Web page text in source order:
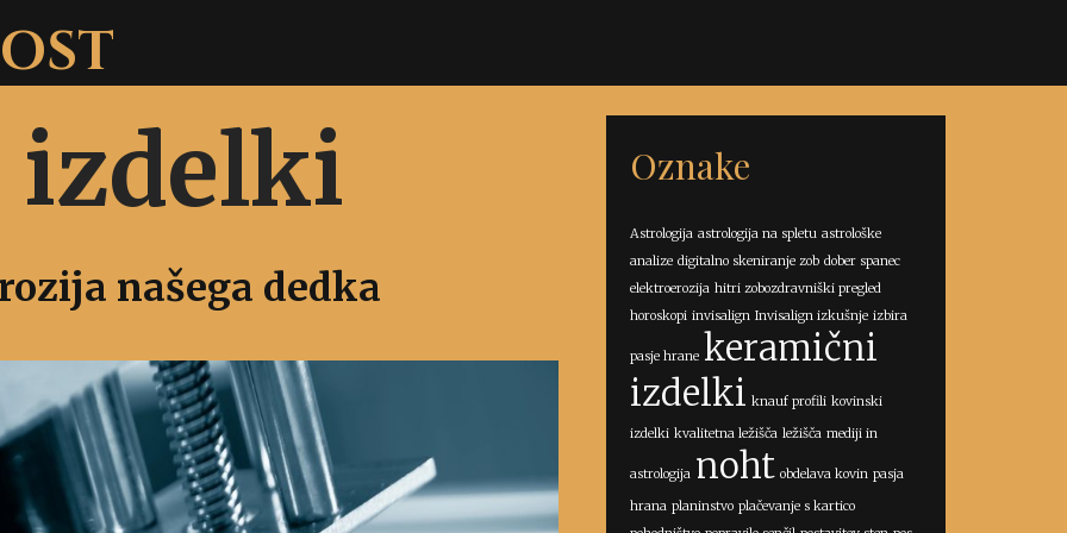
našega dedka
Oznake
Astrologija astrologija na spletu astrološke
analize digitalno skeniranje zob dober spanec
elektroerozija hitri zobozdravniški pregled
horoskopi invisalign Invisalign izkušnje izbira
pasje hrane keramični
izdelki knauf profili kovinski
izdelki kvalitetna ležišča ležišča mediji in
astrologija noht obdelava kovin pasja
hrana planinstvo plačevanje s kartico